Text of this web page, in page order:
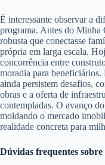
É interessante observar a
programa. Antes do Minha
robusta que conectasse
própria em larga escala.
concorrência entre
moradia para beneficiários.
ainda persistem desafios,
obras e a oferta de
contempladas. O avanço
moldando o mercado
realidade concreta para
Dúvidas frequentes